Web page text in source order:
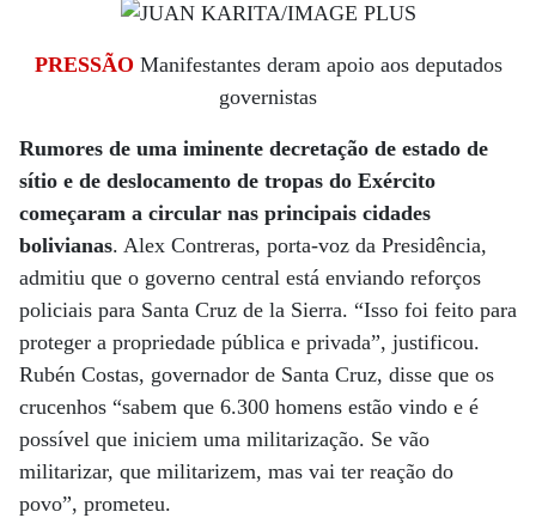
PRESSÃO Manifestantes deram apoio aos deputados
governistas
Rumores de uma iminente decretação de estado de
sítio e de deslocamento de tropas do Exército
começaram a circular nas principais cidades
bolivianas. Alex Contreras, porta-voz da Presidência,
admitiu que o governo central está enviando reforços
policiais para Santa Cruz de la Sierra. “Isso foi feito para
proteger a propriedade pública e privada”, justificou.
Rubén Costas, governador de Santa Cruz, disse que os
crucenhos “sabem que 6.300 homens estão vindo e é
possível que iniciem uma militarização. Se vão
militarizar, que militarizem, mas vai ter reação do
povo”, prometeu.